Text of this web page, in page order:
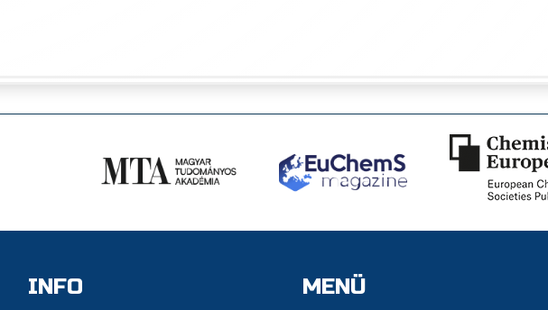
INFO MENÜ